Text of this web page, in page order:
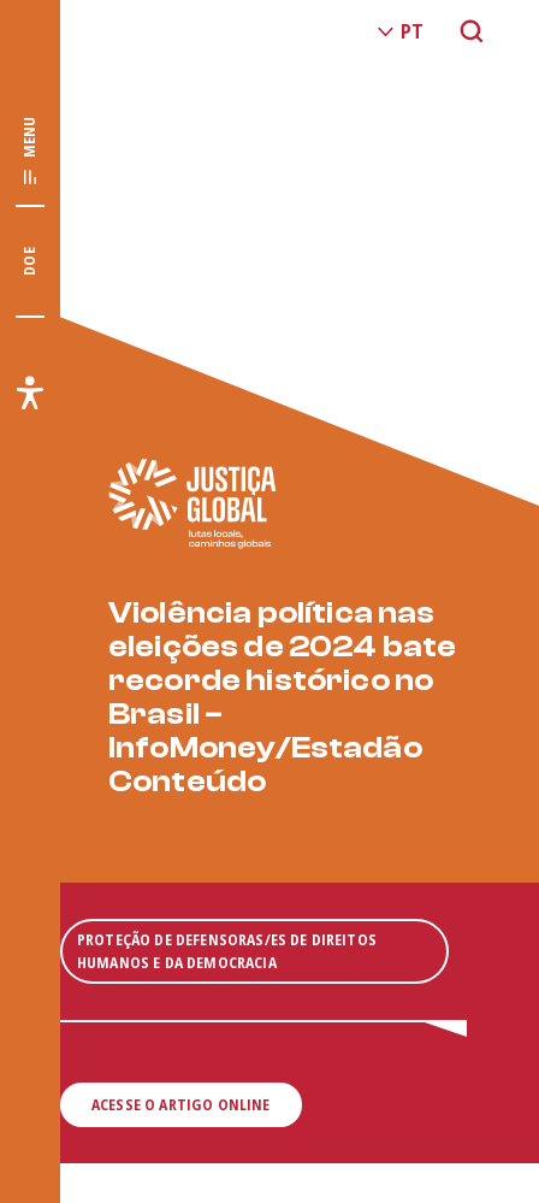
MENU
DOE
Violência política nas
eleições de 2024 bate
recorde histórico no
Brasil –
InfoMoney/Estadão
Conteúdo
PROTEÇÃO DE DEFENSORAS/ES DE DIREITOS
HUMANOS E DA DEMOCRACIA
ACESSE O ARTIGO ONLINE